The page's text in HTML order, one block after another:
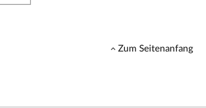
Zum Seitenanfang